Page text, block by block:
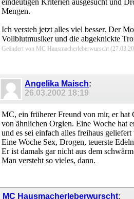
eindeutigen Kriterien ausgesucht und
Mengen.
Ich versteh jetzt alles viel besser. Der
Vollblutmusiker und die abgeknickte
Geändert von MC Hausmacherleberwurscht
Angelika Maisch:
26.03.2002 18:19
MC, ein früherer Freund von mir, er hat
von ähnlichen Orgien. Eine Woche hat
und es sei einfach alles freihaus geliefert
Eine Woche Sex, Drogen, teuerste
Er ist damals gar nicht aus dem
Man versteht so vieles, dann.
MC Hausmacherleberwurscht: